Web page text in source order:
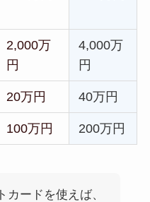
2,000万
円
4,000万
円
20万円 40万円
100万円 200万円
カードを使えば、